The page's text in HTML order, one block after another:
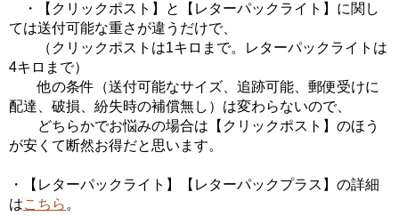
・【クリックポスト】と【レターパックライト】に関し
ては送付可能な重さが違うだけで、
（クリックポストは1キロまで。レターパックライトは
4キロまで）
他の条件（送付可能なサイズ、追跡可能、郵便受けに
配達、破損、紛失時の補償無し）は変わらないので、
どちらかでお悩みの場合は【クリックポスト】のほう
が安くて断然お得だと思います。
・【レターパックライト】【レターパックプラス】の詳細
はこちら 。